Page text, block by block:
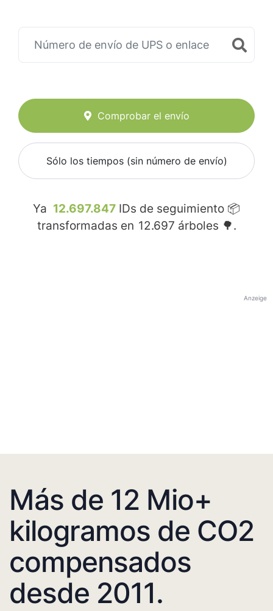
Comprobar el envío
Sólo los tiempos (sin número de envío)
Ya 12.697.847 IDs de seguimiento 📦
transformadas en 12.697 árboles 🌳.
Anzeige
Más de 12 Mio+
kilogramos de CO2
compensados
desde 2011.